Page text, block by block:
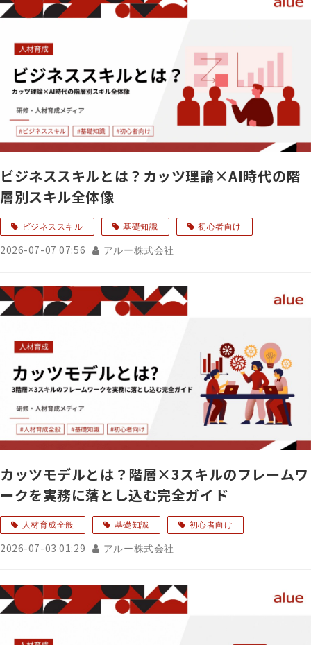
ビジネススキルとは？カッツ理論×AI時代の階
層別スキル全体像
ビジネススキル 基礎知識 初心者向け
2026-07-07 07:56 アルー株式会社
カッツモデルとは？階層×3スキルのフレームワ
ークを実務に落とし込む完全ガイド
人材育成全般 基礎知識 初心者向け
2026-07-03 01:29 アルー株式会社